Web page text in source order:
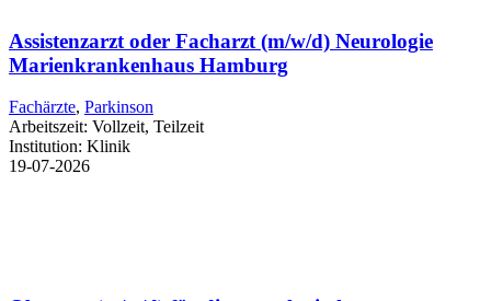
Assistenzarzt oder Facharzt (m/w/d) Neurologie
Marienkrankenhaus Hamburg
Fachärzte, Parkinson
Arbeitszeit: Vollzeit, Teilzeit
Institution: Klinik
19-07-2026